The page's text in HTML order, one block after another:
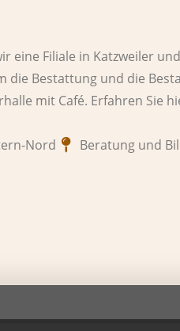
eine Filiale in Katzweiler
Bestattung und die
mit Café. Erfahren Sie
Nord Beratung und